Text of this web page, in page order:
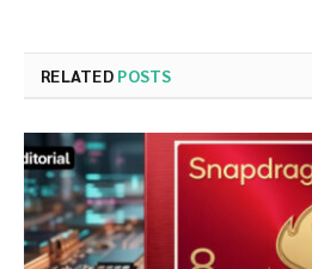
RELATED POSTS